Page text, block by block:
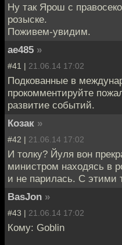
Ну так Ярош с
розыске.
Поживем-увидим.
ae485 »
#41 | 21.06.14 17:02
Подкованные в
прокомментируйте
развитие событий.
Козак »
#42 | 21.06.14 17:02
И толку? Йуля вон
министром находясь в
и не парилась. С этими
BasJon »
#43 | 21.06.14 17:02
Кому: Goblin